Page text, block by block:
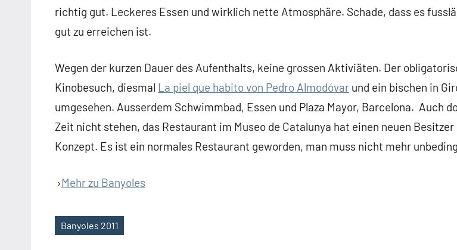
richtig gut. Leckeres Essen und wirklich nette Atmosphäre. Schade, dass es
gut zu erreichen ist.
Wegen der kurzen Dauer des Aufenthalts, keine grossen Aktiviäten. Der
Kinobesuch, diesmal La piel que habito von Pedro Almodóvar und ein bischen in
umgesehen. Ausserdem Schwimmbad, Essen und Plaza Mayor, Barcelona. Auch
Zeit nicht stehen, das Restaurant im Museo de Catalunya hat einen neuen Besitzer
Konzept. Es ist ein normales Restaurant geworden, man muss nicht mehr
Mehr zu Banyoles
Schlagwörter
Banyoles 2011